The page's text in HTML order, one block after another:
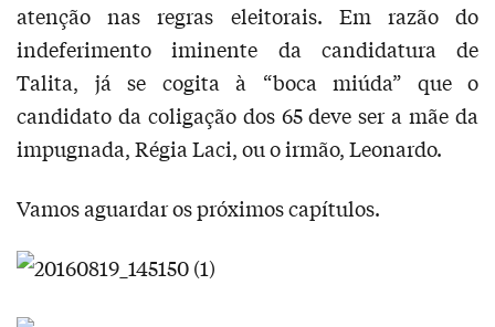
atenção nas regras eleitorais. Em razão do
indeferimento iminente da candidatura de
Talita, já se cogita à “boca miúda” que o
candidato da coligação dos 65 deve ser a mãe da
impugnada, Régia Laci, ou o irmão, Leonardo.
Vamos aguardar os próximos capítulos.